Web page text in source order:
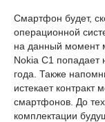
Смартфон будет,
операционной
на данный момент
Nokia C1 попадает
года. Также
истекает контракт
смартфонов. До
комплектации